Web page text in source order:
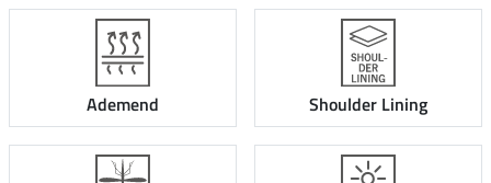
Ademend Shoulder Lining